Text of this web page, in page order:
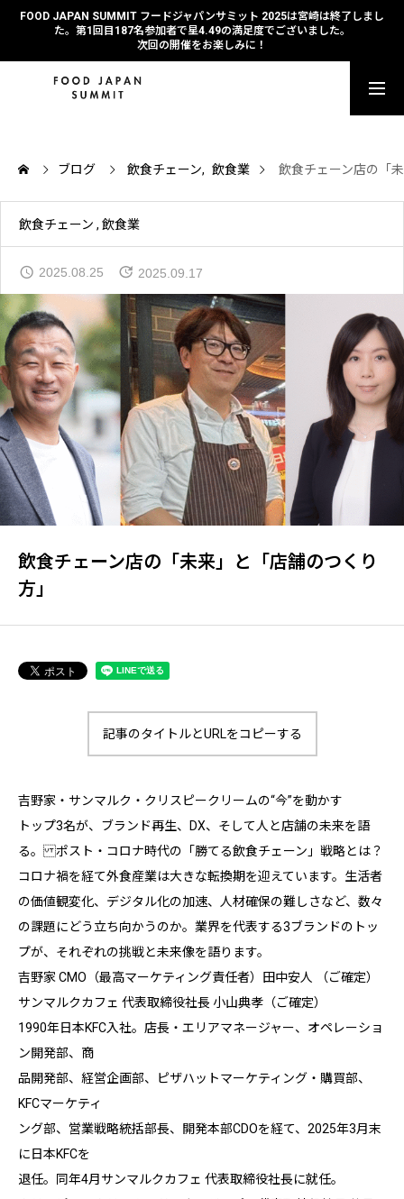
FOOD JAPAN SUMMIT フードジャパンサミット 2025は宮崎は終了しまし
た。第1回目187名参加者で星4.49の満足度でございました。
次回の開催をお楽しみに！
タイムテーブル
ご登壇者ご紹介
パスチケットのご料金
お申し込みはこちら
アクセス（会場のご案内）
特定商取引法に基づく表記
ブログ 飲食チェーン 飲食業 飲食チェーン店の「
飲食チェーン 飲食業
2025.08.25 2025.09.17
飲食チェーン店の「未来」と「店舗のつくり
方」
記事のタイトルとURLをコピーする
吉野家・サンマルク・クリスピークリームの“今”を動かす
トップ3名が、ブランド再生、DX、そして人と店舗の未来を語
る。 ポスト・コロナ時代の「勝てる飲食チェーン」戦略とは？
コロナ禍を経て外食産業は大きな転換期を迎えています。生活者
の価値観変化、デジタル化の加速、人材確保の難しさなど、数々
の課題にどう立ち向かうのか。業界を代表する3ブランドのトッ
プが、それぞれの挑戦と未来像を語ります。
吉野家 CMO（最高マーケティング責任者）田中安人 （ご確定）
サンマルクカフェ 代表取締役社長 小山典孝（ご確定）
1990年日本KFC入社。店長・エリアマネージャー、オペレーショ
ン開発部、商
品開発部、経営企画部、ピザハットマーケティング・購買部、
KFCマーケティ
ング部、営業戦略統括部長、開発本部CDOを経て、2025年3月末
に日本KFCを
退任。同年4月サンマルクカフェ 代表取締役社長に就任。